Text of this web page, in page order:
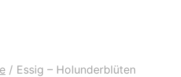
/ Essig – Holunderblüten